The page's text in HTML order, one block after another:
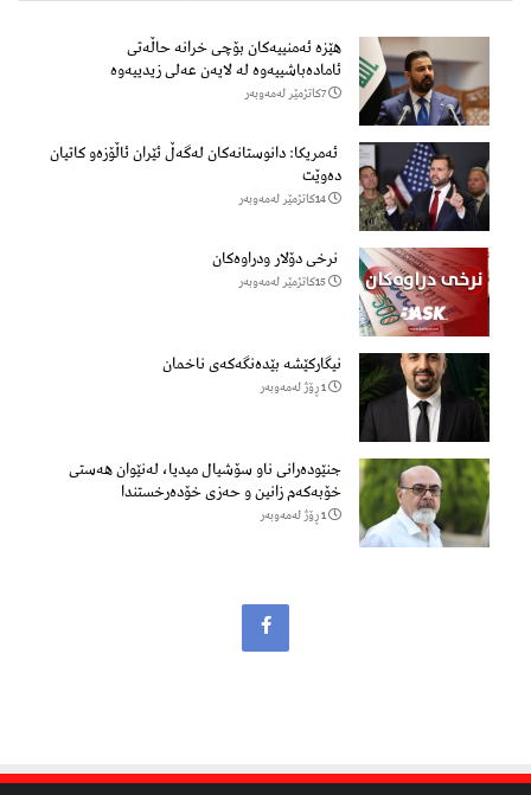
هێزه‌ ئه‌منییه‌كان بۆچی خرانە حاڵه‌تی
ئاماده‌باشییه‌وه‌ لە لایەن عەلی زیدییەوە
7كاتژمێر لەمەوبەر
ئەمریکا: دانوستانەکان لەگەڵ ئێران ئاڵۆزەو کاتیان
دەوێت
14كاتژمێر لەمەوبەر
نرخی دۆلار ودراوەکان
15كاتژمێر لەمەوبەر
نیگارکێشە بێدەنگەکەی ناخمان
1 ڕۆژ لەمەوبەر
جنێودەرانی ناو سۆشیال میدیا، لەنێوان هەستی
خۆبەکەم زانین و حەزی خۆدەرخستندا
1 ڕۆژ لەمەوبەر